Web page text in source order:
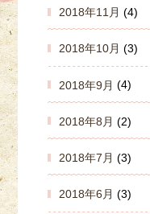
2018年11月 (4)
2018年10月 (3)
2018年9月 (4)
2018年8月 (2)
2018年7月 (3)
2018年6月 (3)